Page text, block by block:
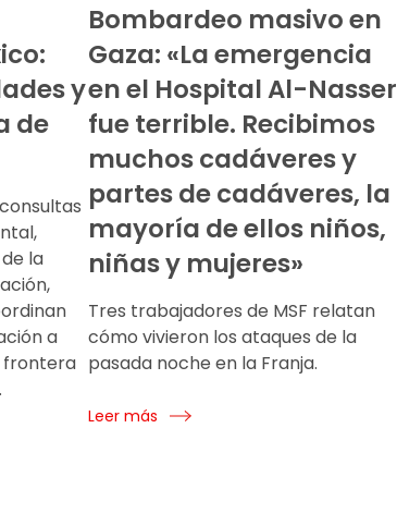
y
de
la
a
frontera
Bombardeo masivo en
Gaza: «La emergencia
en el Hospital Al-Nasser
fue terrible. Recibimos
muchos cadáveres y
partes de cadáveres, la
mayoría de ellos niños,
niñas y mujeres»
Tres trabajadores de MSF relatan
cómo vivieron los ataques de la
pasada noche en la Franja.
Leer más